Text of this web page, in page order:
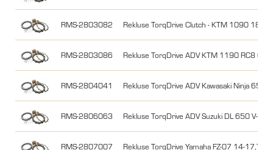
RMS-2803082 Rekluse TorqDrive Clutch - KTM 1090 18,
RMS-2803086 Rekluse TorqDrive ADV KTM 1190 RC8
RMS-2804041 Rekluse TorqDrive ADV Kawasaki Ninja 650,
RMS-2806063 Rekluse TorqDrive ADV Suzuki DL 650 V-
RMS-2807007 Rekluse TorqDrive Yamaha FZ-07 14-